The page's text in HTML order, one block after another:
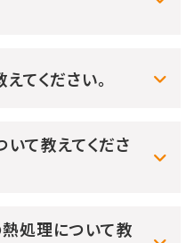
てください。
て教えてくださ
処理について教